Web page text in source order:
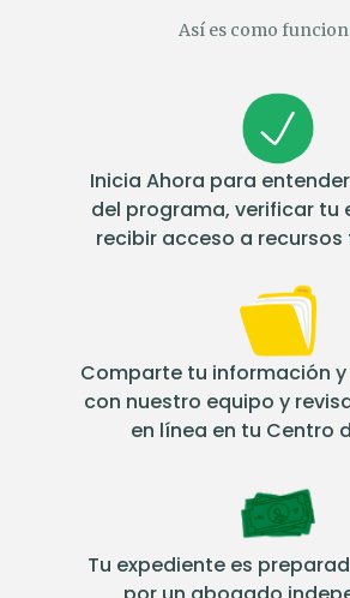
Así es como
Inicia Ahora para
del programa, verificar tu
recibir acceso a recursos
Comparte tu información
con nuestro equipo y
en línea en tu Centro
Tu expediente es